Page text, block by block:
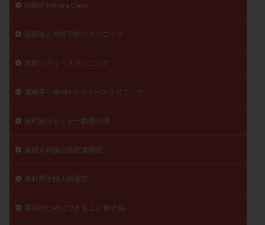
桂駅前 Mihara Clinic
泌尿器と男性不妊のクリニック
浅田レディースクリニック
湘南茅ヶ崎ARTレディースクリニック
無料妊活セミナー動画公開
産婦人科舘出張佐藤病院
田村秀子婦人科医院
着床のためにできること 卵子編